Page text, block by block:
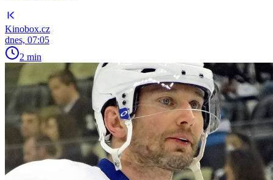
Kinobox.cz
dnes, 07:05
2 min